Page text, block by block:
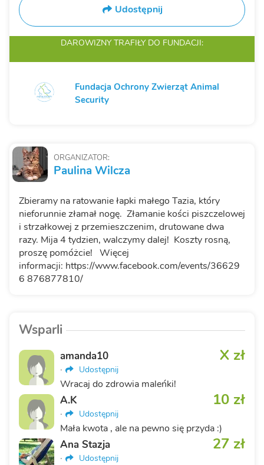
ORGANIZATOR:
Paulina Wilcza
Zbieramy na ratowanie łapki małego Tazia, który
nieforunnie złamał nogę. Złamanie kości piszczelowej
i strzałkowej z przemieszczenim, drutowane dwa
razy. Mija 4 tydzien, walczymy dalej! Koszty rosną,
proszę pomóżcie! Więcej
informacji: https://www.facebook.com/events/36629
6 876877810/
Wsparli
X zł
amanda10
· Udostępnij
Wracaj do zdrowia maleńki!
10 zł
A.K
· Udostępnij
Mała kwota , ale na pewno się przyda :)
27 zł
Ana Stazja
· Udostępnij
Udostępnij
DAROWIZNY TRAFIŁY DO FUNDACJI:
Fundacja Ochrony Zwierząt Animal
Security